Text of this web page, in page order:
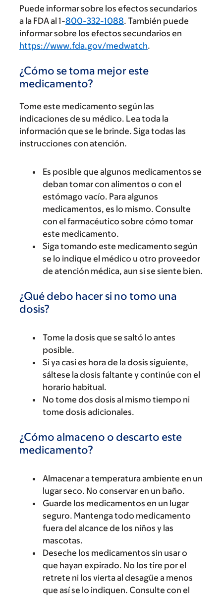
Puede informar sobre los efectos secundarios
a la FDA al 1-800-332-1088. También puede
informar sobre los efectos secundarios en
https://www.fda.gov/medwatch.
¿Cómo se toma mejor este
medicamento?
Tome este medicamento según las
indicaciones de su médico. Lea toda la
información que se le brinde. Siga todas las
instrucciones con atención.
Es posible que algunos medicamentos se
deban tomar con alimentos o con el
estómago vacío. Para algunos
medicamentos, es lo mismo. Consulte
con el farmacéutico sobre cómo tomar
este medicamento.
Siga tomando este medicamento según
se lo indique el médico u otro proveedor
de atención médica, aun si se siente bien.
¿Qué debo hacer si no tomo una
dosis?
Tome la dosis que se saltó lo antes
posible.
Si ya casi es hora de la dosis siguiente,
sáltese la dosis faltante y continúe con el
horario habitual.
No tome dos dosis al mismo tiempo ni
tome dosis adicionales.
¿Cómo almaceno o descarto este
medicamento?
Almacenar a temperatura ambiente en un
lugar seco. No conservar en un baño.
Guarde los medicamentos en un lugar
seguro. Mantenga todo medicamento
fuera del alcance de los niños y las
mascotas.
Deseche los medicamentos sin usar o
que hayan expirado. No los tire por el
retrete ni los vierta al desagüe a menos
que así se lo indiquen. Consulte con el